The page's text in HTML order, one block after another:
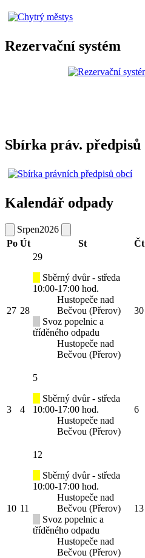
Rezervační systém
Sbírka práv. předpisů
Kalendář odpady
Srpen2026
Po Út St Čt
27 28
29
Sběrný dvůr - středa
10:00-17:00 hod.
Hustopeče nad
Bečvou (Přerov)
Svoz popelnic a
tříděného odpadu
Hustopeče nad
Bečvou (Přerov)
30
3 4
5
Sběrný dvůr - středa
10:00-17:00 hod.
Hustopeče nad
Bečvou (Přerov)
6
10 11
12
Sběrný dvůr - středa
10:00-17:00 hod.
Hustopeče nad
Bečvou (Přerov)
Svoz popelnic a
tříděného odpadu
Hustopeče nad
Bečvou (Přerov)
13